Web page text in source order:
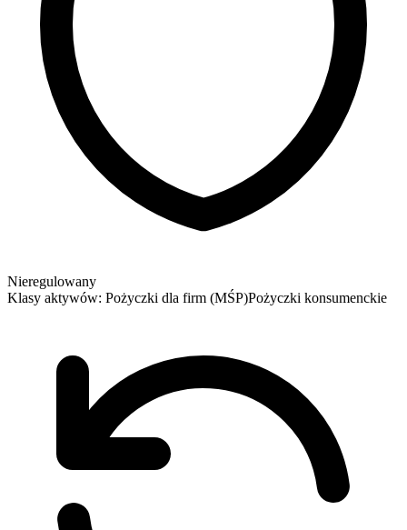
Nieregulowany
Klasy aktywów: Pożyczki dla firm (MŚP)Pożyczki konsumenckie